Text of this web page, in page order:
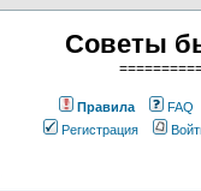
Советы
Правила
FAQ
Регистрация